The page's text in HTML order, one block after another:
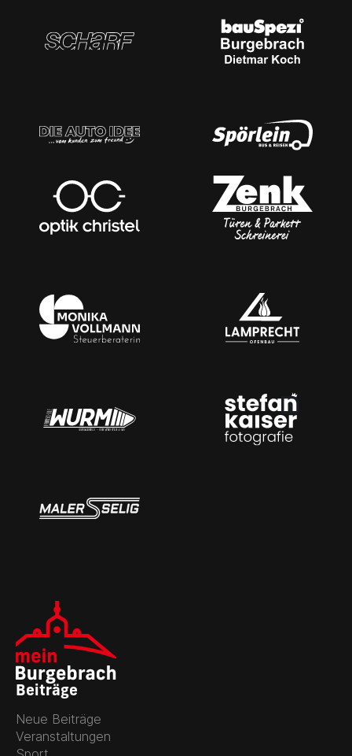
Beiträge
Neue Beiträge
Veranstaltungen